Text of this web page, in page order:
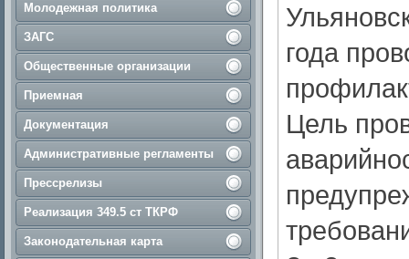
Молодежная политика
ЗАГС
Общественные организации
Приемная
Документация
Административные регламенты
Прессрелизы
Реализация 349.5 ст ТКРФ
Законодательная карта
года
Цель